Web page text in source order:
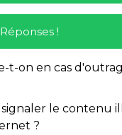
!
t-on en cas
le contenu
?